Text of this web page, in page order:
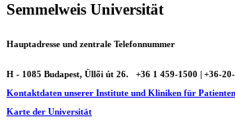
Semmelweis Universität
Hauptadresse und zentrale Telefonnummer
H - 1085 Budapest, Üllői út 26.
+36 1 459-1500 | +36-
Kontaktdaten unserer Institute und Kliniken für
Karte der Universität